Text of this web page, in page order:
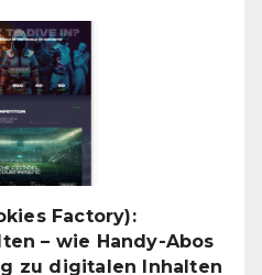
Factory):
– wie Handy-Abos
zu digitalen Inhalten